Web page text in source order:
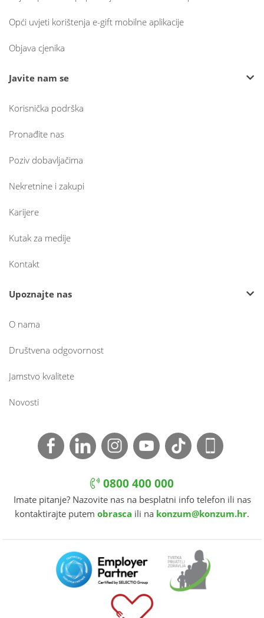
Opći uvjeti korištenja e-gift mobilne aplikacije
Objava cjenika
Javite nam se
Korisnička podrška
Pronađite nas
Poziv dobavljačima
Nekretnine i zakupi
Karijere
Kutak za medije
Kontakt
Upoznajte nas
O nama
Društvena odgovornost
Jamstvo kvalitete
Novosti
0800 400 000
Imate pitanje? Nazovite nas na besplatni info telefon ili nas
kontaktirajte putem obrasca ili na konzum@konzum.hr.